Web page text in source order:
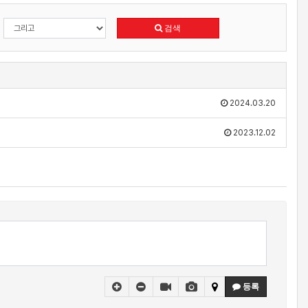
검색
2024.03.20
2023.12.02
등록